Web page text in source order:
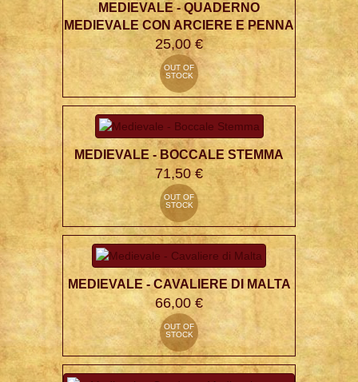
MEDIEVALE - QUADERNO
MEDIEVALE CON ARCIERE E PENNA
25,00 €
OUT OF
STOCK
MEDIEVALE - BOCCALE STEMMA
71,50 €
OUT OF
STOCK
MEDIEVALE - CAVALIERE DI MALTA
66,00 €
OUT OF
STOCK